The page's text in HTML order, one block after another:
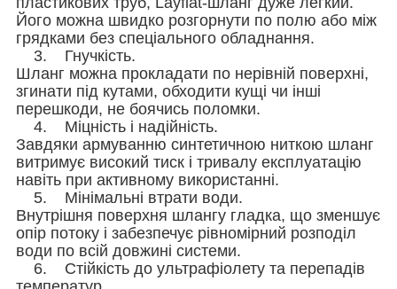
Його можна швидко розгорнути по полю або між
грядками без спеціального обладнання.
3. Гнучкість.
Шланг можна прокладати по нерівній поверхні,
згинати під кутами, обходити кущі чи інші
перешкоди, не боячись поломки.
4. Міцність і надійність.
Завдяки армуванню синтетичною ниткою шланг
витримує високий тиск і тривалу експлуатацію
навіть при активному використанні.
5. Мінімальні втрати води.
Внутрішня поверхня шлангу гладка, що зменшує
опір потоку і забезпечує рівномірний розподіл
води по всій довжині системи.
6. Стійкість до ультрафіолету та перепадів